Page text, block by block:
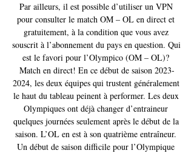
Par ailleurs, il est possible d’utiliser un VPN
pour consulter le match OM – OL en direct et
gratuitement, à la condition que vous avez
souscrit à l’abonnement du pays en question. Qui
est le favori pour l’Olympico (OM – OL)?
Match en direct! En ce début de saison 2023-
2024, les deux équipes qui trustent généralement
le haut du tableau peinent à performer. Les deux
Olympiques ont déjà changer d’entraineur
quelques journées seulement après le début de la
saison. L’OL en est à son quatrième entraîneur.
Un début de saison difficile pour l’Olympique